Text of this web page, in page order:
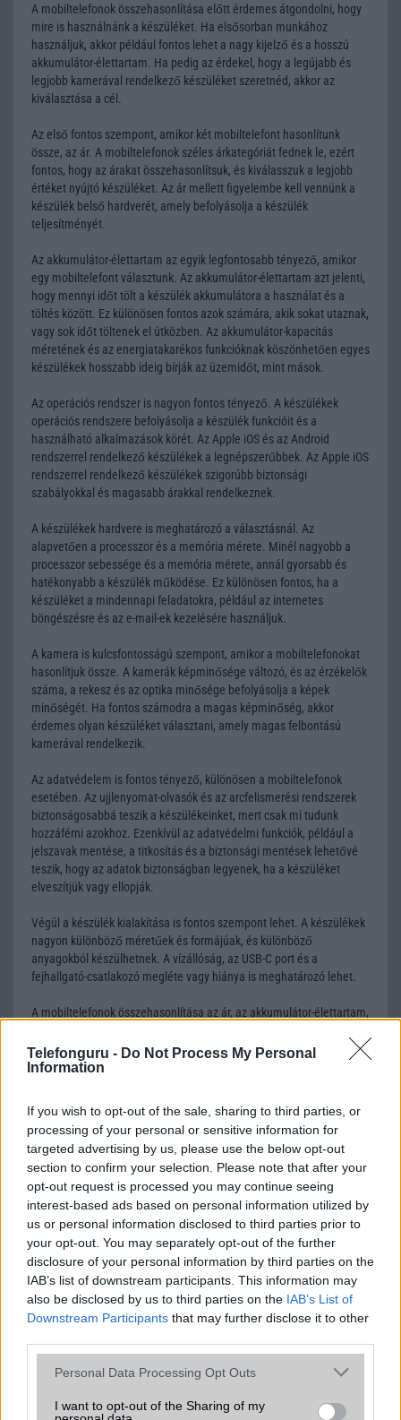
Telefonguru - Do Not Process My Personal
Information
If you wish to opt-out of the sale, sharing to third parties, or
processing of your personal or sensitive information for
targeted advertising by us, please use the below opt-out
section to confirm your selection. Please note that after your
opt-out request is processed you may continue seeing
interest-based ads based on personal information utilized by
us or personal information disclosed to third parties prior to
your opt-out. You may separately opt-out of the further
disclosure of your personal information by third parties on the
IAB’s list of downstream participants. This information may
also be disclosed by us to third parties on the IAB’s List of
Downstream Participants that may further disclose it to other
Please note that this website/app uses one or more Google
not limited to your visit or usage behaviour. You may click to
Personal Data Processing Opt Outs
I want to opt-out of the Sharing of my
A mobiltelefonok összehasonlítása előtt érdemes átgondolni, hogy
mire is használnánk a készüléket. Ha elsősorban munkához
használjuk, akkor például fontos lehet a nagy kijelző és a hosszú
akkumulátor-élettartam. Ha pedig az érdekel, hogy a legújabb és
legjobb kamerával rendelkező készüléket szeretnéd, akkor az
kiválasztása a cél.
Az első fontos szempont, amikor két mobiltelefont hasonlítunk
össze, az ár. A mobiltelefonok széles árkategóriát fednek le, ezért
fontos, hogy az árakat összehasonlítsuk, és kiválasszuk a legjobb
értéket nyújtó készüléket. Az ár mellett figyelembe kell vennünk a
készülék belső hardverét, amely befolyásolja a készülék
teljesítményét.
Az akkumulátor-élettartam az egyik legfontosabb tényező, amikor
egy mobiltelefont választunk. Az akkumulátor-élettartam azt jelenti,
hogy mennyi időt tölt a készülék akkumulátora a használat és a
töltés között. Ez különösen fontos azok számára, akik sokat utaznak,
vagy sok időt töltenek el útközben. Az akkumulátor-kapacitás
méretének és az energiatakarékos funkcióknak köszönhetően egyes
készülékek hosszabb ideig bírják az üzemidőt, mint mások.
Az operációs rendszer is nagyon fontos tényező. A készülékek
operációs rendszere befolyásolja a készülék funkcióit és a
használható alkalmazások körét. Az Apple iOS és az Android
rendszerrel rendelkező készülékek a legnépszerűbbek. Az Apple iOS
rendszerrel rendelkező készülékek szigorúbb biztonsági
szabályokkal és magasabb árakkal rendelkeznek.
A készülékek hardvere is meghatározó a választásnál. Az
alapvetően a processzor és a memória mérete. Minél nagyobb a
processzor sebessége és a memória mérete, annál gyorsabb és
hatékonyabb a készülék működése. Ez különösen fontos, ha a
készüléket a mindennapi feladatokra, például az internetes
böngészésre és az e-mail-ek kezelésére használjuk.
A kamera is kulcsfontosságú szempont, amikor a mobiltelefonokat
hasonlítjuk össze. A kamerák képminősége változó, és az érzékelők
száma, a rekesz és az optika minősége befolyásolja a képek
minőségét. Ha fontos számodra a magas képminőség, akkor
érdemes olyan készüléket választani, amely magas felbontású
kamerával rendelkezik.
Az adatvédelem is fontos tényező, különösen a mobiltelefonok
esetében. Az ujjlenyomat-olvasók és az arcfelismerési rendszerek
biztonságosabbá teszik a készülékeinket, mert csak mi tudunk
hozzáférni azokhoz. Ezenkívül az adatvédelmi funkciók, például a
jelszavak mentése, a titkosítás és a biztonsági mentések lehetővé
teszik, hogy az adatok biztonságban legyenek, ha a készüléket
elveszítjük vagy ellopják.
Végül a készülék kialakítása is fontos szempont lehet. A készülékek
nagyon különböző méretűek és formájúak, és különböző
anyagokból készülhetnek. A vízállóság, az USB-C port és a
fejhallgató-csatlakozó megléte vagy hiánya is meghatározó lehet.
A mobiltelefonok összehasonlítása az ár, az akkumulátor-élettartam,
kialakítás szempontjából döntő fontosságú lehet. Ezek a
szempontok kritikusak ahhoz, hogy megtaláljuk azokat a
Végül azt is fontos tudni, hogy a mobiltelefonok összehasonlítása
során minden felhasználó egyéni preferenciákkal rendelkezik, így a
választásuk eltérhet. Azonban azok, akik számára fontos a nagyobb
kijelző, hosszabb üzemidő, hatékony
MOBILTELEFON MÁRKÁK
Apple
Huawei